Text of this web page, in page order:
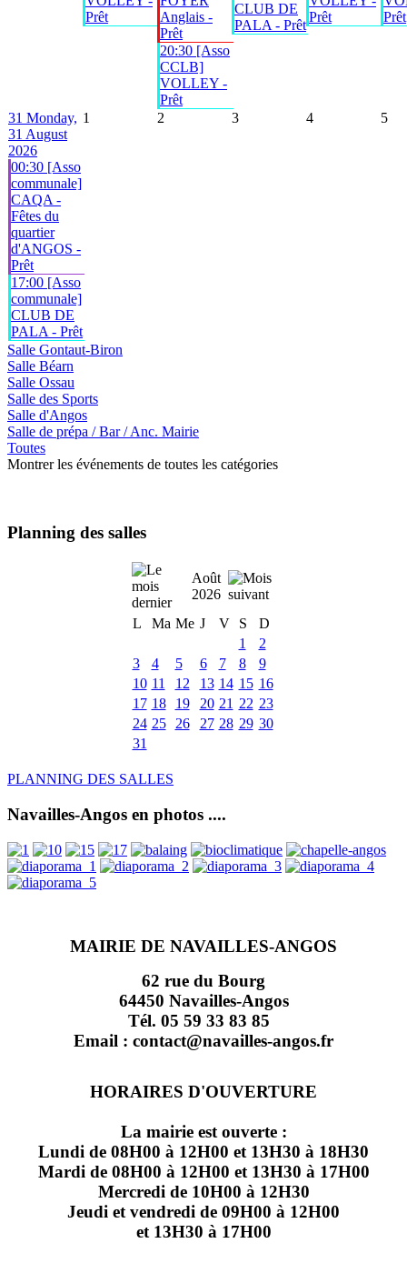
Prêt
Anglais -
Prêt
20:30 [Asso
CCLB]
VOLLEY -
Prêt
CLUB DE
PALA - Prêt
Prêt
Prêt
31 Monday,
31 August
2026
00:30 [Asso
communale]
CAQA -
Fêtes du
quartier
d'ANGOS -
Prêt
17:00 [Asso
communale]
CLUB DE
PALA - Prêt
1 2 3 4 5
Salle Gontaut-Biron
Salle Béarn
Salle Ossau
Salle des Sports
Salle d'Angos
Salle de prépa / Bar / Anc. Mairie
Toutes
Montrer les événements de toutes les catégories
Planning des salles
Août
2026
L
Ma Me J V S
D
1
2
3
4 5 6 7 8
9
10 11 12 13 14 15 16
17 18 19 20 21 22 23
24 25 26 27 28 29 30
31
PLANNING DES SALLES
Navailles-Angos en photos ....
MAIRIE DE NAVAILLES-ANGOS
62 rue du Bourg
64450 Navailles-Angos
Tél. 05 59 33 83 85
Email : contact@navailles-angos.fr
HORAIRES D'OUVERTURE
La mairie est ouverte :
Lundi de 08H00 à 12H00 et 13H30 à 18H30
Mardi de 08H00 à 12H00 et 13H30 à 17H00
Mercredi de 10H00 à 12H30
Jeudi et vendredi de 09H00 à 12H00
et 13H30 à 17H00